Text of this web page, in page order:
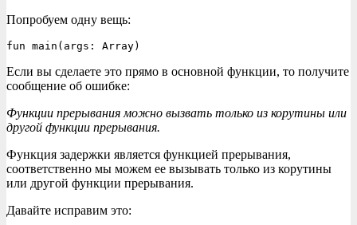
Попробуем одну вещь:
fun main(args: Array)
Если вы cделаете это прямо в основной функции, то получите
сообщение об ошибке:
Функции прерывания можно вызвать только из корутины или
другой функции прерывания.
Функция задержки является функцией прерывания,
соответственно мы можем ее вызывать только из корутины
или другой функции прерывания.
Давайте исправим это: